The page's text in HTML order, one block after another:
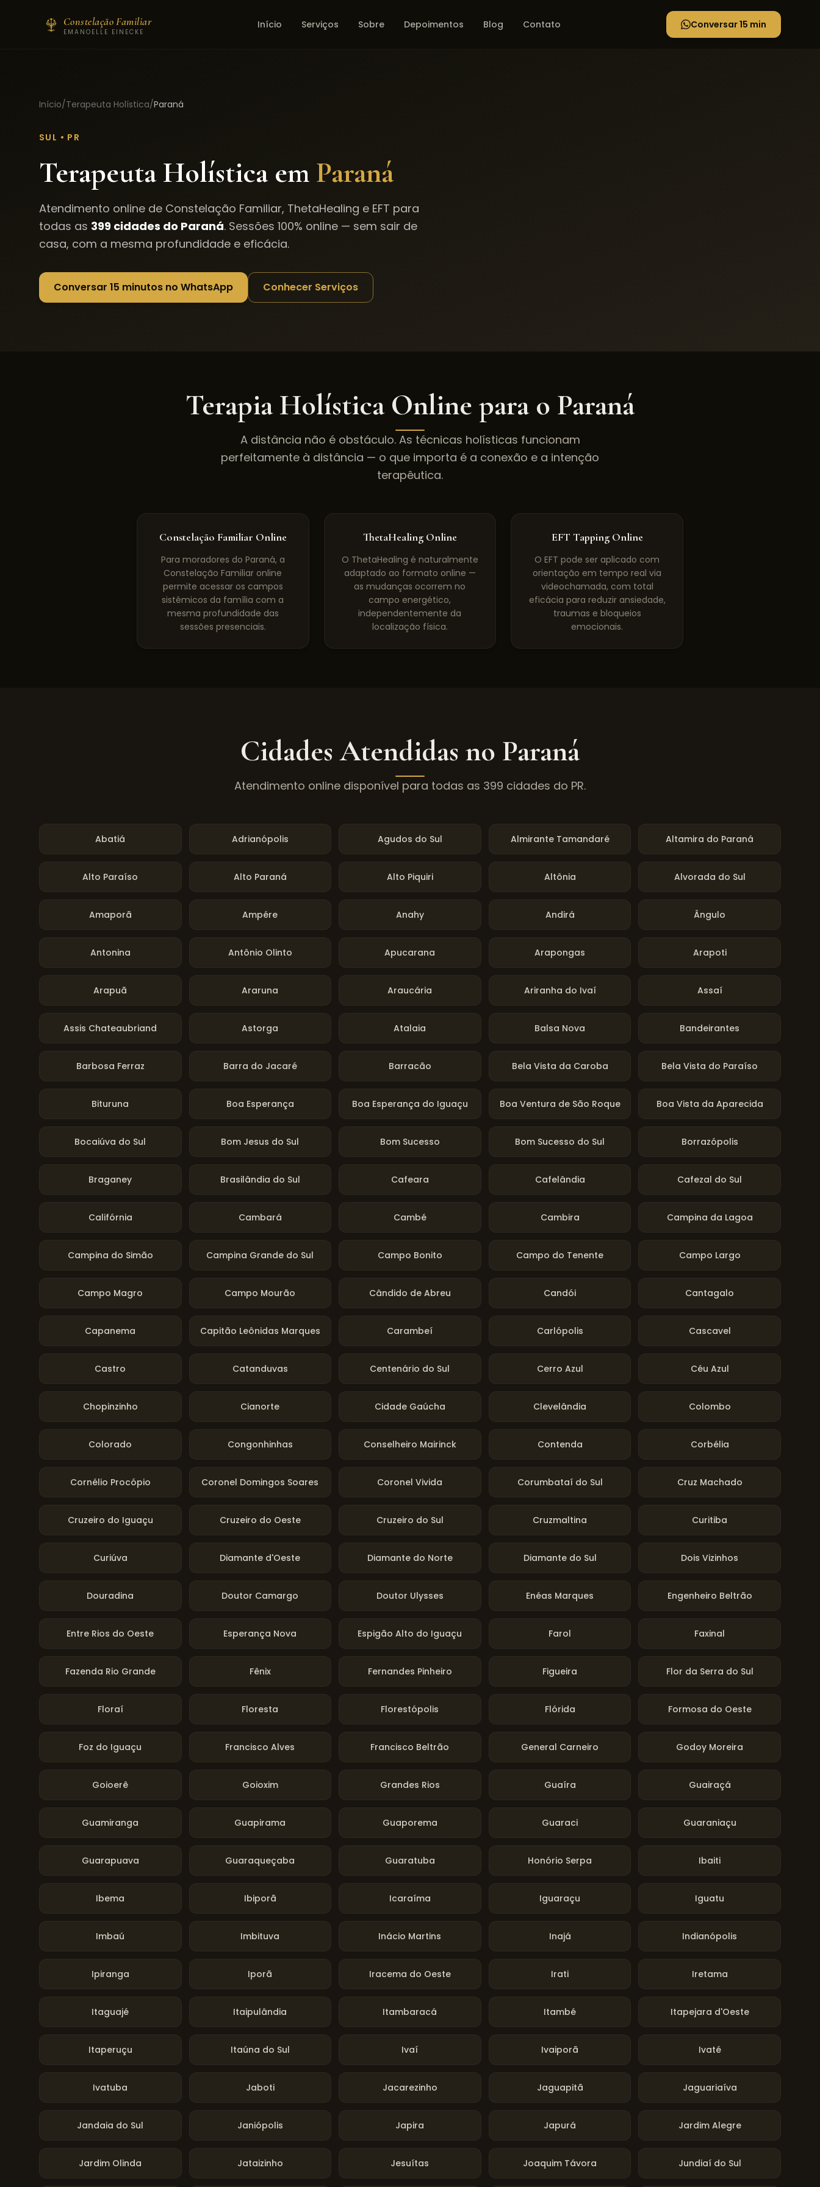
Constelação Familiar
EMANOELLE EINECKE
Início Serviços Sobre Depoimentos Blog Contato Conversar 15 min
Início/Terapeuta Holística/Paraná
SUL • PR
Terapeuta Holística em Paraná
Atendimento online de Constelação Familiar, ThetaHealing e EFT para
todas as 399 cidades do Paraná. Sessões 100% online — sem sair de
casa, com a mesma profundidade e eficácia.
Conversar 15 minutos no WhatsApp Conhecer Serviços
Terapia Holística Online para o Paraná
A distância não é obstáculo. As técnicas holísticas funcionam
perfeitamente à distância — o que importa é a conexão e a intenção
terapêutica.
Constelação Familiar Online
Para moradores do Paraná, a
Constelação Familiar online
permite acessar os campos
sistêmicos da família com a
mesma profundidade das
sessões presenciais.
ThetaHealing Online
O ThetaHealing é naturalmente
adaptado ao formato online —
as mudanças ocorrem no
campo energético,
independentemente da
localização física.
EFT Tapping Online
O EFT pode ser aplicado com
orientação em tempo real via
videochamada, com total
eficácia para reduzir ansiedade,
traumas e bloqueios
emocionais.
Cidades Atendidas no Paraná
Atendimento online disponível para todas as 399 cidades do PR.
Abatiá Adrianópolis Agudos do Sul Almirante Tamandaré Altamira do Paraná
Alto Paraíso Alto Paraná Alto Piquiri Altônia Alvorada do Sul
Amaporã Ampére Anahy Andirá Ângulo
Antonina Antônio Olinto Apucarana Arapongas Arapoti
Arapuã Araruna Araucária Ariranha do Ivaí Assaí
Assis Chateaubriand Astorga Atalaia Balsa Nova Bandeirantes
Barbosa Ferraz Barra do Jacaré Barracão Bela Vista da Caroba Bela Vista do Paraíso
Bituruna Boa Esperança Boa Esperança do Iguaçu Boa Ventura de São Roque Boa Vista da Aparecida
Bocaiúva do Sul Bom Jesus do Sul Bom Sucesso Bom Sucesso do Sul Borrazópolis
Braganey Brasilândia do Sul Cafeara Cafelândia Cafezal do Sul
Califórnia Cambará Cambé Cambira Campina da Lagoa
Campina do Simão Campina Grande do Sul Campo Bonito Campo do Tenente Campo Largo
Campo Magro Campo Mourão Cândido de Abreu Candói Cantagalo
Capanema Capitão Leônidas Marques Carambeí Carlópolis Cascavel
Castro Catanduvas Centenário do Sul Cerro Azul Céu Azul
Chopinzinho Cianorte Cidade Gaúcha Clevelândia Colombo
Colorado Congonhinhas Conselheiro Mairinck Contenda Corbélia
Cornélio Procópio Coronel Domingos Soares Coronel Vivida Corumbataí do Sul Cruz Machado
Cruzeiro do Iguaçu Cruzeiro do Oeste Cruzeiro do Sul Cruzmaltina Curitiba
Curiúva Diamante d'Oeste Diamante do Norte Diamante do Sul Dois Vizinhos
Douradina Doutor Camargo Doutor Ulysses Enéas Marques Engenheiro Beltrão
Entre Rios do Oeste Esperança Nova Espigão Alto do Iguaçu Farol Faxinal
Fazenda Rio Grande Fênix Fernandes Pinheiro Figueira Flor da Serra do Sul
Floraí Floresta Florestópolis Flórida Formosa do Oeste
Foz do Iguaçu Francisco Alves Francisco Beltrão General Carneiro Godoy Moreira
Goioerê Goioxim Grandes Rios Guaíra Guairaçá
Guamiranga Guapirama Guaporema Guaraci Guaraniaçu
Guarapuava Guaraqueçaba Guaratuba Honório Serpa Ibaiti
Ibema Ibiporã Icaraíma Iguaraçu Iguatu
Imbaú Imbituva Inácio Martins Inajá Indianópolis
Ipiranga Iporã Iracema do Oeste Irati Iretama
Itaguajé Itaipulândia Itambaracá Itambé Itapejara d'Oeste
Itaperuçu Itaúna do Sul Ivaí Ivaiporã Ivaté
Ivatuba Jaboti Jacarezinho Jaguapitã Jaguariaíva
Jandaia do Sul Janiópolis Japira Japurá Jardim Alegre
Jardim Olinda Jataizinho Jesuítas Joaquim Távora Jundiaí do Sul